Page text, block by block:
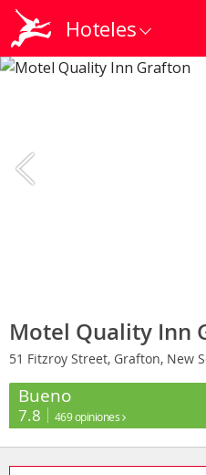
Hoteles
Motel Quality Inn
51 Fitzroy Street, Grafton, New
Bueno
7.8 469 opiniones